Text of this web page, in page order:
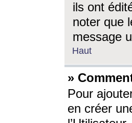
ils ont
noter que
message
Haut
»
Pour
en créer